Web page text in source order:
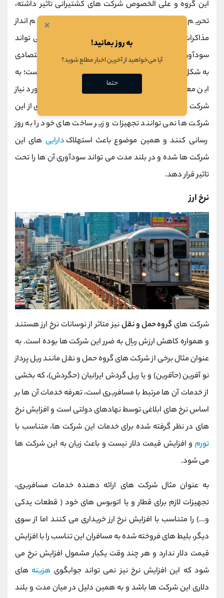
این گروه و علی الخصوص شرکت های کشتیرانی تاثیر داشته،
تحریم های اقتصادی بوده است؛ از طرف دیگر چشم انداز
مذاکرات هسته ای ایران و رفع تحریم های اقتصادی می تواند
سودآوری این شرکت ها را دچار تحول کند. تحریم های اقتصادی
به شکل دیگر نیز بر شرکت های این حوزه اثر گذار بوده است؛ به
این معنا که تحریم ها موجب عدم واردات تجهیزات مورد نیاز
شرکت های حمل و نقل شده است؛ به گونه ای که بسیاری از این
شرکت ها نمی توانند تجهیزات و زیر ساخت های خود را به روز
رسانی کنند و همین موضوع باعث استهلاک دارایی های این
شرکت ها شده و در بلند مدت می تواند سودآوری آن ها را تحت
تاثیر قرار دهد.
نرخ ارز
شرکت هایگروه حمل و نقلنیز متاثر از نوسانات نرخ ارز هستند
و همواره کاهش ارزش ریال به ضرر این شرکت ها بوده است. به
عنوان مثال برخی از شرکت های گروه حمل و نقل مانند ریل پرداز
نو آفرین (حآفرین) و یا ریل گردش ایرانیان (حگردش)، که بخشی
از خدمات آن ها مرتبط با مسافربری است، تعرفه خدمات آن ها بر
اساس نرخ های ابلاغی توسط نهادهای دولتی است و افزایش نرخ
های در نظر گرفته شده برای خدمات این شرکت ها، متناسب با
تورم و افزایش قیمت دلار نیست و باعث زیان به این شرکت ها
می شود.
به عنوان مثال شرکت های ارائه دهنده خدمات مسافربری،
تجهیزات لازم برای قطار و یا اتوبوس های خود ( قطعات یدکی
و...) را متناسب با افزایش نرخ ارز خریداری می کنند اما از سوی
دیگر، بلیط های فروخته شده به مسافران این تناسب را با افزایش
قیمت دلار ندارد و هر چند وقت یکبار مشمول افزایش نرخ می
شود که این افزایش نرخ نیز نمی تواند جوابگوی هزینه های
دلاری این شرکت ها باشد و به همین دلیل در میان مدت و بلند
×
به روز بمانید!
آیا می‌خواهید از آخرین اخبار مطلع شوید؟
حتما